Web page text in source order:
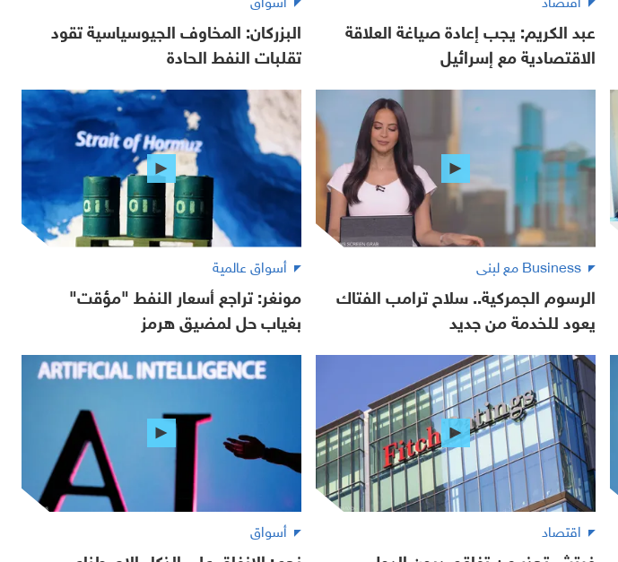
عبد الكريم: يجب إعادة صياغة العلاقة
الاقتصادية مع إسرائيل
البزركان: المخاوف الجيوسياسية تقود
تقلبات النفط الحادة
Business مع لبنى
الرسوم الجمركية.. سلاح ترامب الفتاك
يعود للخدمة من جديد
أسواق عالمية
مونغر: تراجع أسعار النفط "مؤقت"
بغياب حل لمضيق هرمز
اقتصاد أسواق